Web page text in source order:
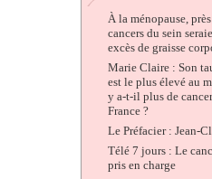
À la ménopause,
cancers du sein
excès de graisse
Marie Claire : Son
est le plus élevé au
y a-t-il plus de
France ?
Le Préfacier : Jean-
Télé 7 jours : Le
pris en charge